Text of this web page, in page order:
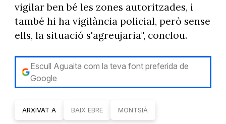
vigilar ben bé les zones autoritzades, i
també hi ha vigilància policial, però sense
ells, la situació s'agreujaria", conclou.
Escull Aguaita com la teva font preferida de
Google
ARXIVAT A BAIX EBRE MONTSIÀ